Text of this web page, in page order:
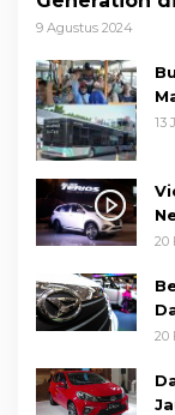
9 Agustus 2024
13
20
20